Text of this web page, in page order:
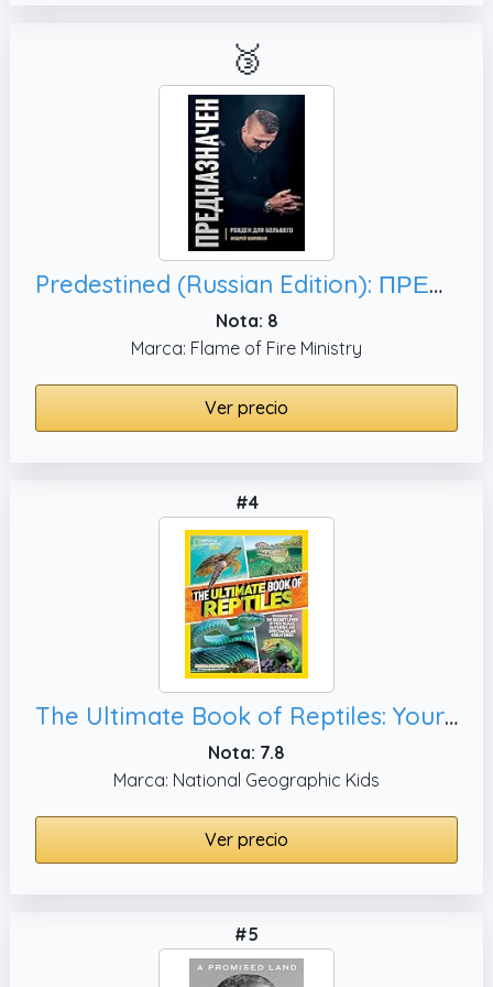
🥉
Predestined (Russian Edition): ПРЕДНАЗНАЧЕН
Nota: 8
Marca: Flame of Fire Ministry
Ver precio
#4
The Ultimate Book of Reptiles: Your guide to the secret lives of these scaly, and spectacular creatures! (National Geographic Kids)
Nota: 7.8
Marca: National Geographic Kids
Ver precio
#5